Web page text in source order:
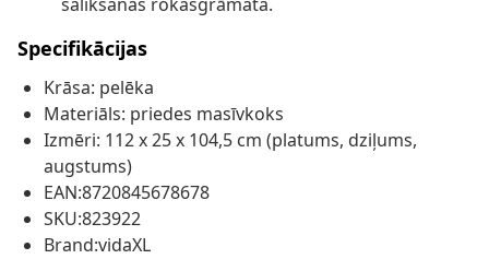
Specifikācijas
Krāsa: pelēka
Materiāls: priedes masīvkoks
Izmēri: 112 x 25 x 104,5 cm (platums, dziļums,
augstums)
EAN:8720845678678
SKU:823922
Brand:vidaXL